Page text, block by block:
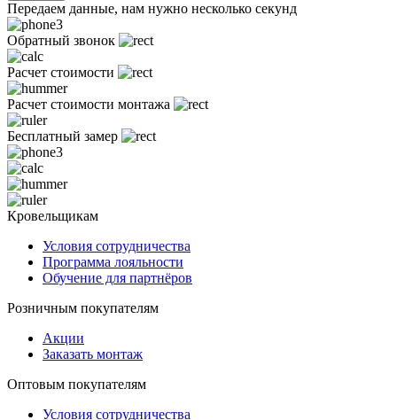
Передаем данные, нам нужно несколько секунд
Обратный звонок
Расчет стоимости
Расчет стоимости монтажа
Бесплатный замер
Кровельщикам
Условия сотрудничества
Программа лояльности
Обучение для партнёров
Розничным покупателям
Акции
Заказать монтаж
Оптовым покупателям
Условия сотрудничества